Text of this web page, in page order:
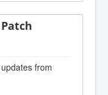
from